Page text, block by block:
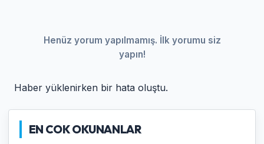
Henüz yorum yapılmamış. İlk yorumu siz
yapın!
Haber yüklenirken bir hata oluştu.
EN COK OKUNANLAR